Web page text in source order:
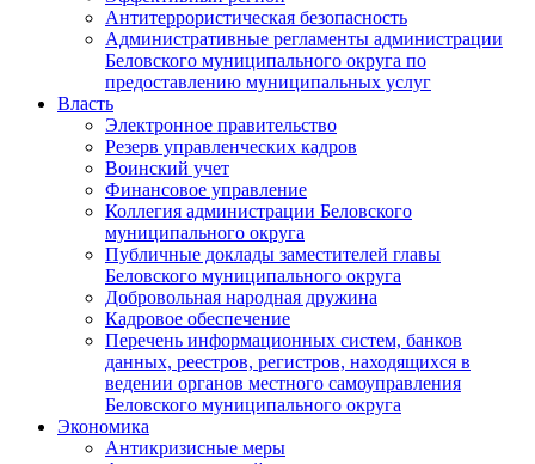
Антитеррористическая безопасность
Административные регламенты администрации
Беловского муниципального округа по
предоставлению муниципальных услуг
Власть
Электронное правительство
Резерв управленческих кадров
Воинский учет
Финансовое управление
Коллегия администрации Беловского
муниципального округа
Публичные доклады заместителей главы
Беловского муниципального округа
Добровольная народная дружина
Кадровое обеспечение
Перечень информационных систем, банков
данных, реестров, регистров, находящихся в
ведении органов местного самоуправления
Беловского муниципального округа
Экономика
Антикризисные меры